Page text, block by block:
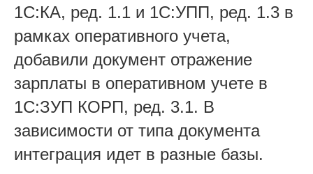
1С:КА, ред. 1.1 и 1С:УПП, ред. 1.3 в
рамках оперативного учета,
добавили документ отражение
зарплаты в оперативном учете в
1С:ЗУП КОРП, ред. 3.1. В
зависимости от типа документа
интеграция идет в разные базы.